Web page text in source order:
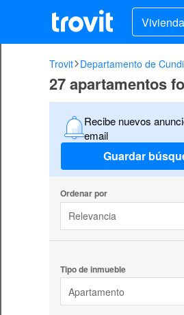
enta
Trovit Departamento de
27 apartamentos
Recibe nuevos
email
Guardar
Ordenar por
Relevancia
Tipo de inmueble
Apartamento